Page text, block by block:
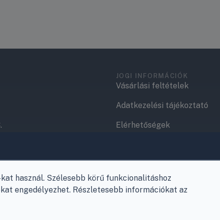
JOGI INFORMÁCIÓK
Vásárlási feltételek
Adatkezelési tájékoztató
Elérhetőségek
Szállítás
használ. Szélesebb körű funkcionalitáshoz
engedélyezhet. Részletesebb információkat az